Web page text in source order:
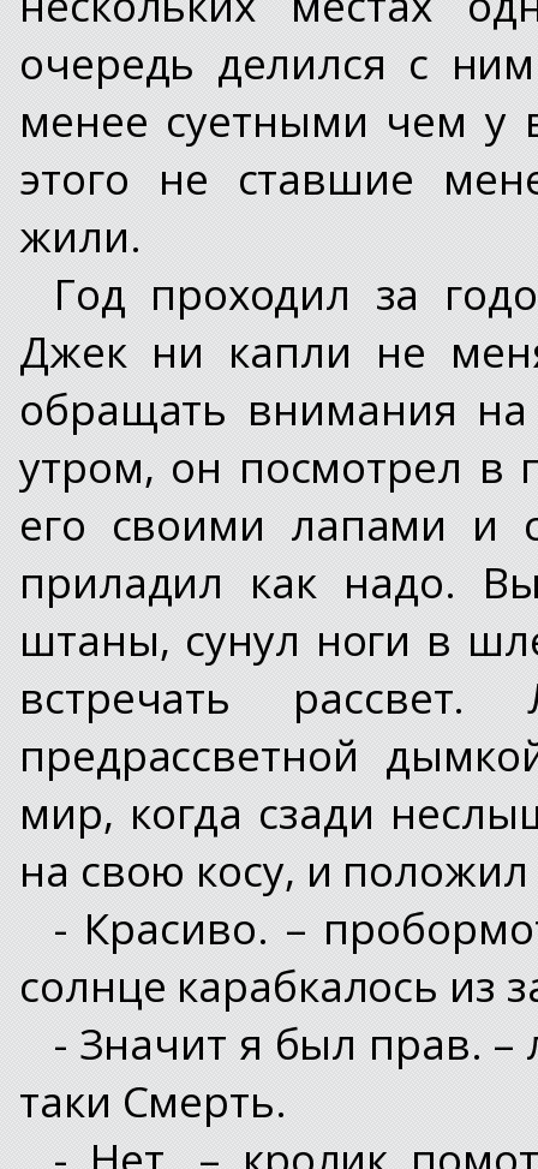
очередь делился с
менее суетными чем у
этого не ставшие
жили.
Год проходил за
Джек ни капли не
обращать внимания
утром, он посмотрел в
его своими лапами и
приладил как надо.
штаны, сунул ноги в
встречать
предрассветной
мир, когда сзади
на свою косу, и
- Красиво. –
солнце карабкалось из
- Значит я был прав. –
таки Смерть.